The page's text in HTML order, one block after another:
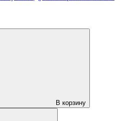
В корзину